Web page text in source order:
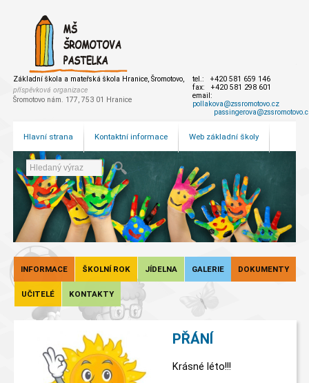
Základní škola a mateřská škola Hranice, Šromotovo,
příspěvková organizace
Šromotovo nám. 177, 753 01 Hranice
tel.: +420 581 659 146
fax: +420 581 298 601
email:
pollakova@zssromotovo.cz
Hlavní strana Kontaktní informace Web základní školy
INFORMACE ŠKOLNÍ ROK JÍDELNA GALERIE DOKUMENTY
UČITELÉ KONTAKTY
PŘÁNÍ
Krásné léto!!!